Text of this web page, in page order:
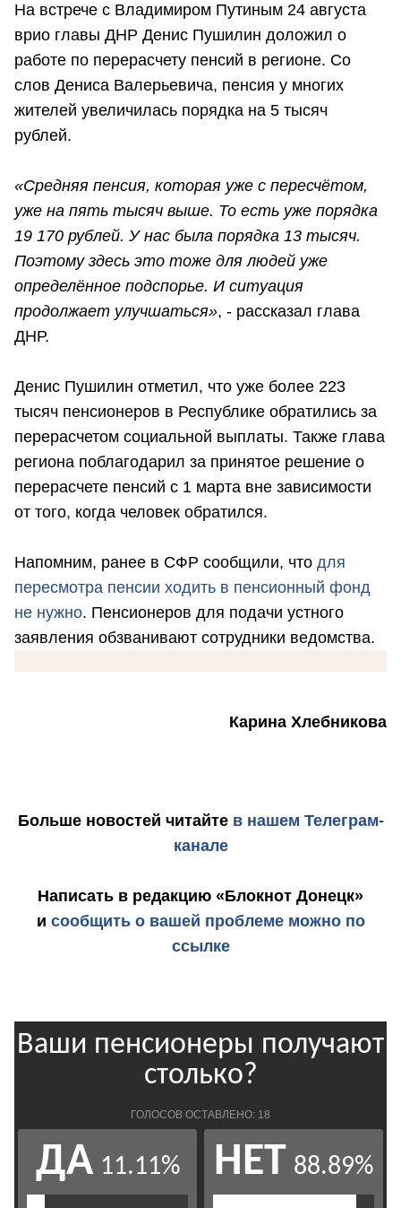
На встрече с Владимиром Путиным 24 августа
врио главы ДНР Денис Пушилин доложил о
работе по перерасчету пенсий в регионе. Со
слов Дениса Валерьевича, пенсия у многих
жителей увеличилась порядка на 5 тысяч
рублей.
«Средняя пенсия, которая уже с пересчётом,
уже на пять тысяч выше. То есть уже порядка
19 170 рублей. У нас была порядка 13 тысяч.
Поэтому здесь это тоже для людей уже
определённое подспорье. И ситуация
продолжает улучшаться», - рассказал глава
ДНР.
Денис Пушилин отметил, что уже более 223
тысяч пенсионеров в Республике обратились за
перерасчетом социальной выплаты. Также глава
региона поблагодарил за принятое решение о
перерасчете пенсий с 1 марта вне зависимости
от того, когда человек обратился.
Напомним, ранее в СФР сообщили, что для
пересмотра пенсии ходить в пенсионный фонд
не нужно. Пенсионеров для подачи устного
заявления обзванивают сотрудники ведомства.
Карина Хлебникова
Больше новостей читайте в нашем Телеграм-
канале
Написать в редакцию «Блокнот Донецк»
и сообщить о вашей проблеме можно по
ссылке